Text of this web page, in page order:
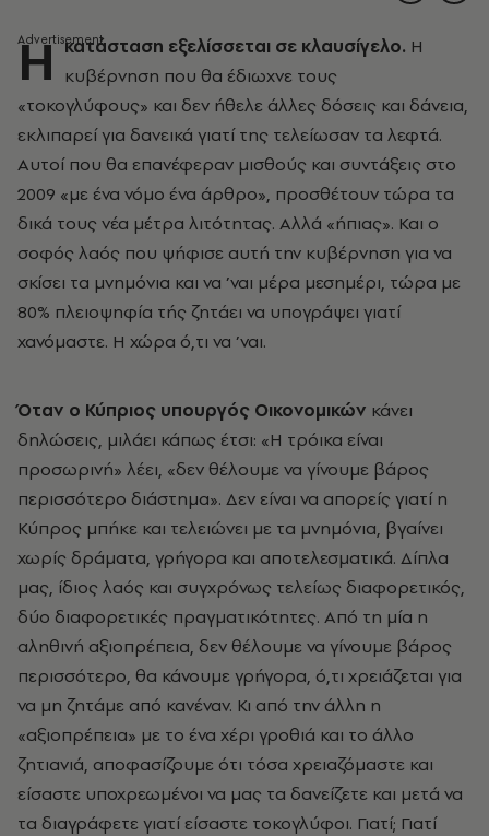
Η κατάσταση εξελίσσεται σε κλαυσίγελο. Η
κυβέρνηση που θα έδιωχνε τους
«τοκογλύφους» και δεν ήθελε άλλες δόσεις και δάνεια,
εκλιπαρεί για δανεικά γιατί της τελείωσαν τα λεφτά.
Αυτοί που θα επανέφεραν μισθούς και συντάξεις στο
2009 «με ένα νόμο ένα άρθρο», προσθέτουν τώρα τα
δικά τους νέα μέτρα λιτότητας. Αλλά «ήπιας». Και ο
σοφός λαός που ψήφισε αυτή την κυβέρνηση για να
σκίσει τα μνημόνια και να ’ναι μέρα μεσημέρι, τώρα με
80% πλειοψηφία τής ζητάει να υπογράψει γιατί
χανόμαστε. Η χώρα ό,τι να ’ναι.
Όταν ο Κύπριος υπουργός Οικονομικών κάνει
δηλώσεις, μιλάει κάπως έτσι: «Η τρόικα είναι
προσωρινή» λέει, «δεν θέλουμε να γίνουμε βάρος
περισσότερο διάστημα». Δεν είναι να απορείς γιατί η
Κύπρος μπήκε και τελειώνει με τα μνημόνια, βγαίνει
χωρίς δράματα, γρήγορα και αποτελεσματικά. Δίπλα
μας, ίδιος λαός και συγχρόνως τελείως διαφορετικός,
δύο διαφορετικές πραγματικότητες. Από τη μία η
αληθινή αξιοπρέπεια, δεν θέλουμε να γίνουμε βάρος
περισσότερο, θα κάνουμε γρήγορα, ό,τι χρειάζεται για
να μη ζητάμε από κανέναν. Κι από την άλλη η
«αξιοπρέπεια» με το ένα χέρι γροθιά και το άλλο
ζητιανιά, αποφασίζουμε ότι τόσα χρειαζόμαστε και
είσαστε υποχρεωμένοι να μας τα δανείζετε και μετά να
τα διαγράφετε γιατί είσαστε τοκογλύφοι. Γιατί; Γιατί